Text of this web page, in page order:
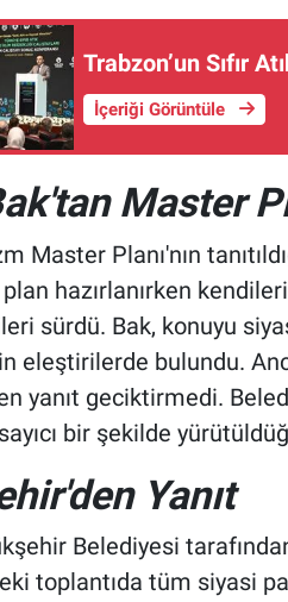
Trabzon’un Sıfır
İçeriği Görüntüle
Master
Master Planı'nın
hazırlanırken
ileri sürdü. Bak, konuyu
eleştirilerde bulundu.
yanıt geciktirmedi.
bir şekilde
Yanıt
Belediyesi
toplantıda tüm siyasi